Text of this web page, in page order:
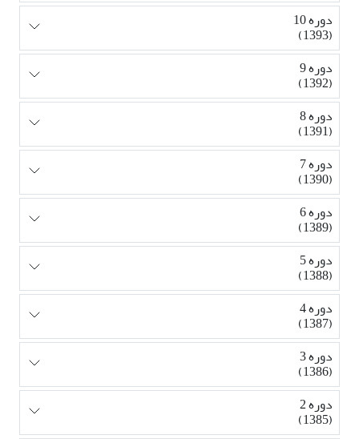
دوره 10
(1393)
دوره 9
(1392)
دوره 8
(1391)
دوره 7
(1390)
دوره 6
(1389)
دوره 5
(1388)
دوره 4
(1387)
دوره 3
(1386)
دوره 2
(1385)